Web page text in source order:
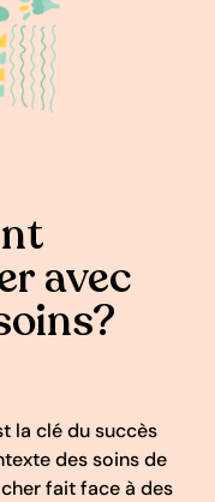
avec
la clé du succès
des soins de
fait face à des